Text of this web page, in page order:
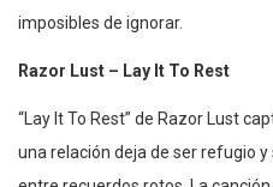
imposibles de ignorar.
Razor Lust – Lay It To Rest
“Lay It To Rest” de Razor Lust
una relación deja de ser refugio